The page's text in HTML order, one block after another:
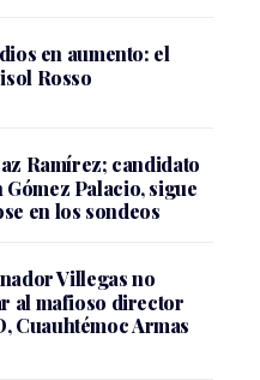
en aumento: el
Rosso
Ramírez; candidato
Gómez Palacio, sigue
en los sondeos
Villegas no
al mafioso director
Cuauhtémoc Armas